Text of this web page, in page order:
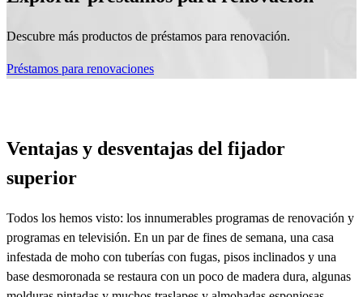
Descubre más productos de préstamos para renovación.
Préstamos para renovaciones
Ventajas y desventajas del fijador
superior
Todos los hemos visto: los innumerables programas de renovación y
programas en televisión. En un par de fines de semana, una casa
infestada de moho con tuberías con fugas, pisos inclinados y una
base desmoronada se restaura con un poco de madera dura, algunas